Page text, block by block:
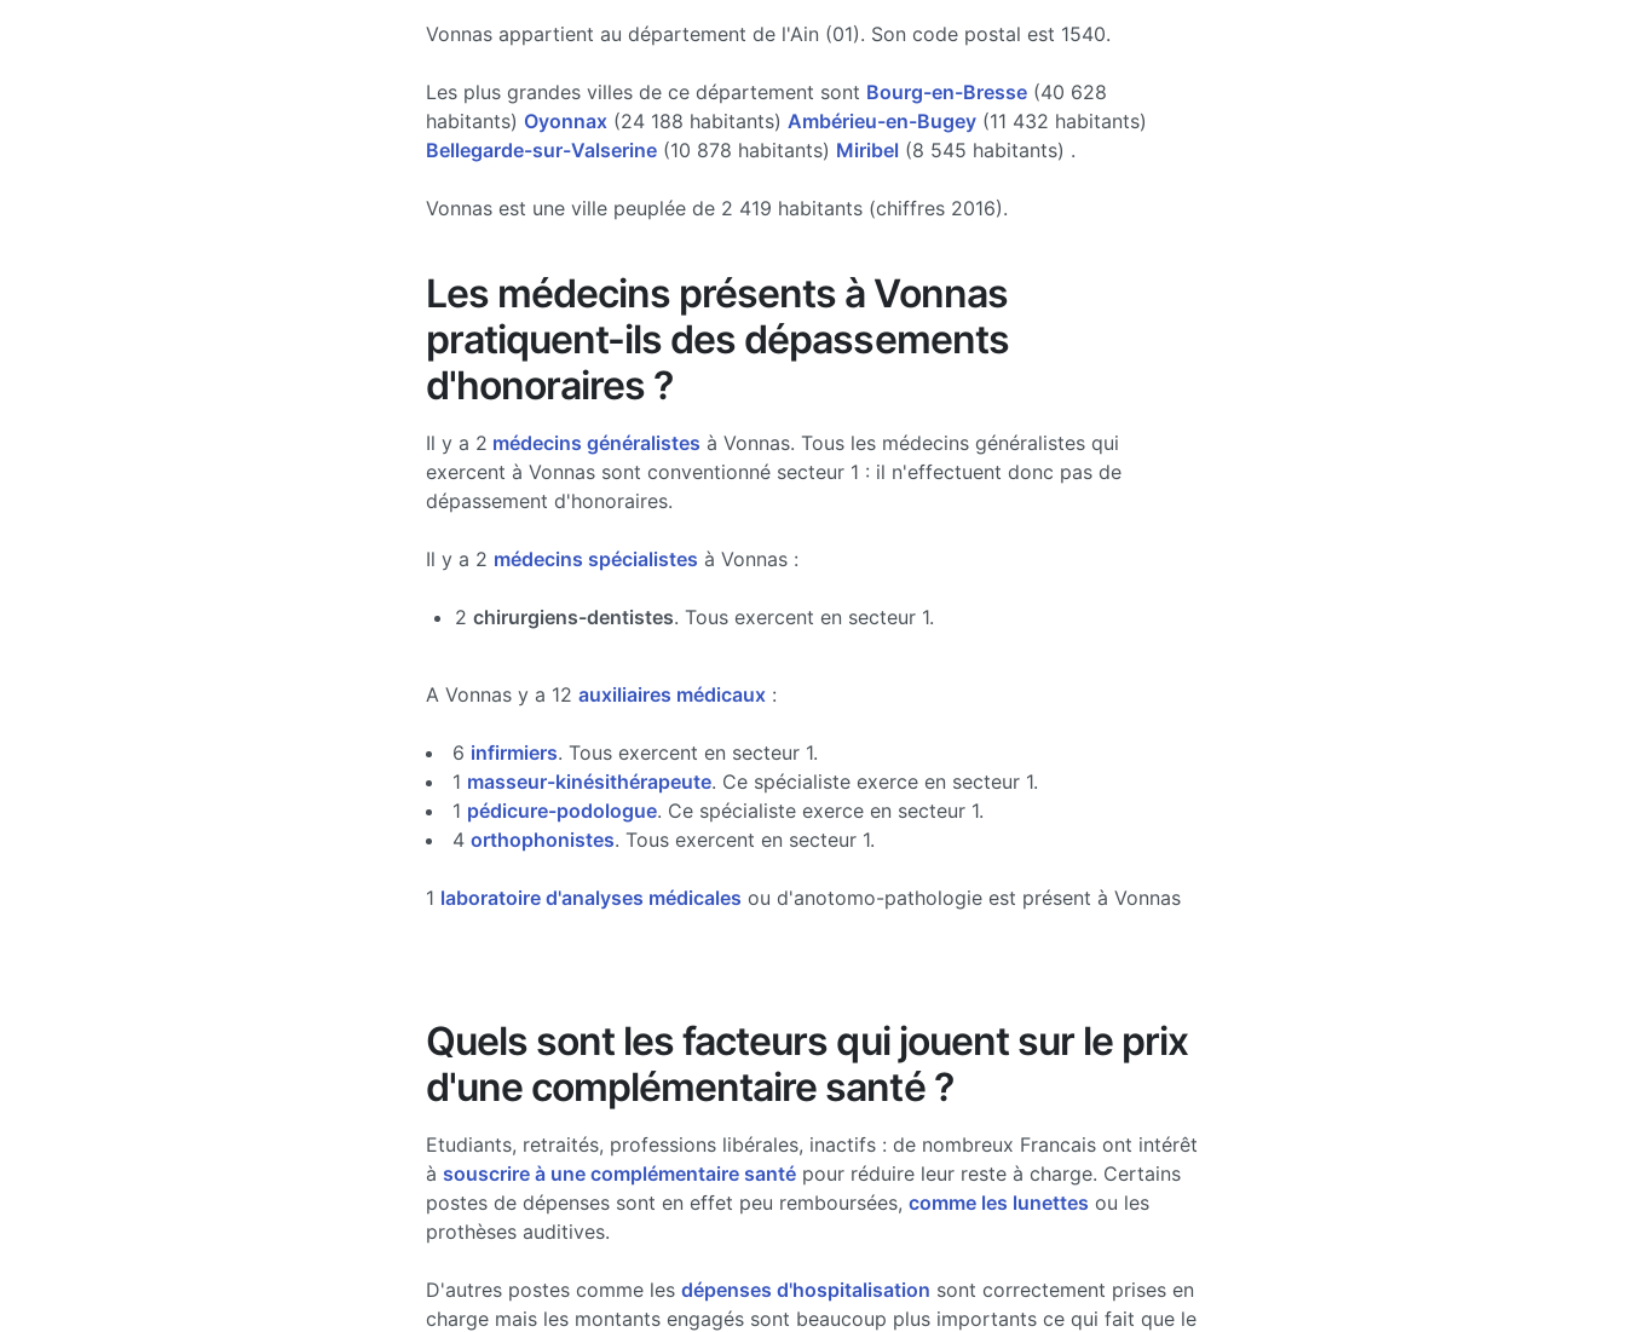
Vonnas appartient au département de l'Ain (01). Son code postal est 1540.
Les plus grandes villes de ce département sont Bourg-en-Bresse(40 628
habitants) Oyonnax(24 188 habitants) Ambérieu-en-Bugey(11 432 habitants)
Bellegarde-sur-Valserine(10 878 habitants) Miribel (8 545 habitants) .
Vonnas est une ville peuplée de 2 419 habitants (chiffres 2016).
Les médecins présents à Vonnas
pratiquent-ils des dépassements
d'honoraires ?
Il y a 2 médecins généralistes à Vonnas. Tous les médecins généralistes qui
exercent à Vonnas sont conventionné secteur 1 : il n'effectuent donc pas de
dépassement d'honoraires.
Il y a 2 médecins spécialistes à Vonnas :
2 chirurgiens-dentistes. Tous exercent en secteur 1.
A Vonnas y a 12 auxiliaires médicaux:
6 infirmiers. Tous exercent en secteur 1.
1 masseur-kinésithérapeute. Ce spécialiste exerce en secteur 1.
1 pédicure-podologue. Ce spécialiste exerce en secteur 1.
4 orthophonistes. Tous exercent en secteur 1.
1 laboratoire d'analyses médicales ou d'anotomo-pathologie est présent à Vonnas
Quels sont les facteurs qui jouent sur le prix
d'une complémentaire santé ?
Etudiants, retraités, professions libérales, inactifs : de nombreux Francais ont intérêt
à souscrire à une complémentaire santépour réduire leur reste à charge. Certains
postes de dépenses sont en effet peu remboursées, comme les lunettes ou les
prothèses auditives.
D'autres postes comme les dépenses d'hospitalisation sont correctement prises en
charge mais les montants engagés sont beaucoup plus importants ce qui fait que le